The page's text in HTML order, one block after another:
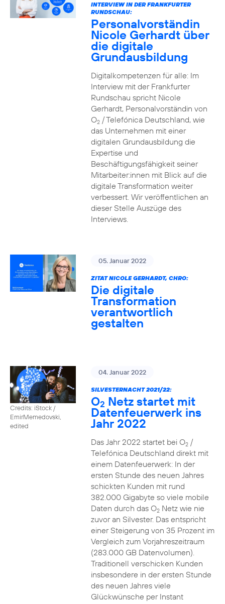
INTERVIEW IN DER FRANKFURTER
RUNDSCHAU:
Personalvorständin
Nicole Gerhardt über
die digitale
Grundausbildung
Digitalkompetenzen für alle: Im
Interview mit der Frankfurter
Rundschau spricht Nicole
Gerhardt, Personalvorständin von
O2/ Telefónica Deutschland, wie
das Unternehmen mit einer
digitalen Grundausbildung die
Expertise und
Beschäftigungsfähigkeit seiner
Mitarbeiter:innen mit Blick auf die
digitale Transformation weiter
verbessert. Wir veröffentlichen an
dieser Stelle Auszüge des
Interviews.
05. Januar 2022
ZITAT NICOLE GERHARDT, CHRO:
Die digitale
Transformation
verantwortlich
gestalten
Credits: iStock /
EmirMemedovski,
edited
04. Januar 2022
SILVESTERNACHT 2021/22:
O2 Netz startet mit
Datenfeuerwerk ins
Jahr 2022
Das Jahr 2022 startet bei O2/
Telefónica Deutschland direkt mit
einem Datenfeuerwerk: In der
ersten Stunde des neuen Jahres
schickten Kunden mit rund
382.000 Gigabyte so viele mobile
Daten durch das O2Netz wie nie
zuvor an Silvester. Das entspricht
einer Steigerung von 35 Prozent im
Vergleich zum Vorjahreszeitraum
(283.000 GB Datenvolumen).
Traditionell verschicken Kunden
insbesondere in der ersten Stunde
des neuen Jahres viele
Glückwünsche per Instant